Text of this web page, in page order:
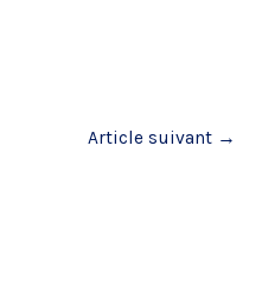
Article suivant →